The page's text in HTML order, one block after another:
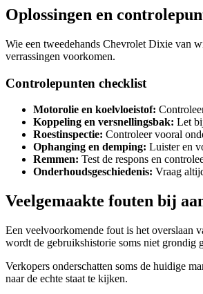
Oplossingen en
Wie een tweedehands Chevrolet Dixie van
verrassingen voorkomen.
Controlepunten checklist
Motorolie en koelvloeistof:
Koppeling en versnellingsbak: Let
Roestinspectie: Controleer vooral
Ophanging en demping: Luister en
Remmen: Test de respons en
Onderhoudsgeschiedenis: Vraag
Veelgemaakte fouten bij
Een veelvoorkomende fout is het overslaan
wordt de gebruikshistorie soms niet grondig
Verkopers onderschatten soms de huidige
naar de echte staat te kijken.